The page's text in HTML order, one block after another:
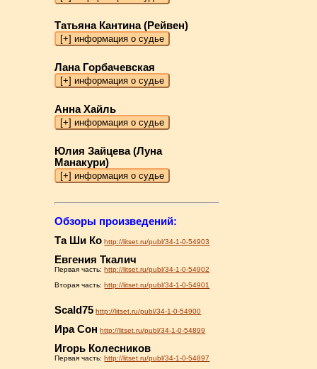
Татьяна Кантина (Рейвен)
Лана Горбачевская
Анна Хайль
Юлия Зайцева (Луна
Манакури)
Обзоры произведений:
Та Ши Ко http://litset.ru/publ/34-1-0-54903
Евгения Ткалич
Первая часть:http://litset.ru/publ/34-1-0-54902
Вторая часть:http://litset.ru/publ/34-1-0-54901
Scald75 http://litset.ru/publ/34-1-0-54900
Ира Сон http://litset.ru/publ/34-1-0-54899
Игорь Колесников
Первая часть:http://litset.ru/publ/34-1-0-54897